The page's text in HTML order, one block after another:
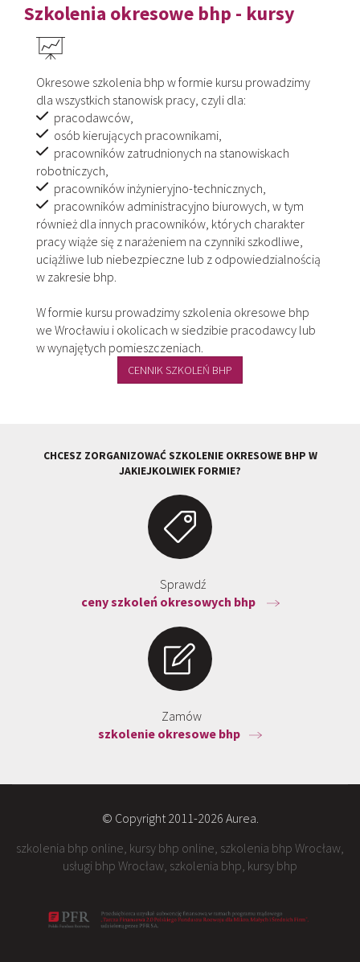
Szkolenia okresowe bhp - kursy
Okresowe szkolenia bhp w formie kursu prowadzimy
dla wszystkich stanowisk pracy, czyli dla:
pracodawców,
osób kierujących pracownikami,
pracowników zatrudnionych na stanowiskach
robotniczych,
pracowników inżynieryjno-technicznych,
pracowników administracyjno biurowych, w tym
również dla innych pracowników, których charakter
pracy wiąże się z narażeniem na czynniki szkodliwe,
uciążliwe lub niebezpieczne lub z odpowiedzialnością
w zakresie bhp.
W formie kursu prowadzimy szkolenia okresowe bhp
we Wrocławiu i okolicach w siedzibie pracodawcy lub
w wynajętych pomieszczeniach.
CENNIK SZKOLEŃ BHP
CHCESZ ZORGANIZOWAĆ SZKOLENIE OKRESOWE BHP W
JAKIEJKOLWIEK FORMIE?
Sprawdź
ceny szkoleń okresowych bhp
Zamów
szkolenie okresowe bhp
© Copyright 2011-2026 Aurea.
szkolenia bhp online, kursy bhp online, szkolenia bhp Wrocław,
usługi bhp Wrocław, szkolenia bhp, kursy bhp